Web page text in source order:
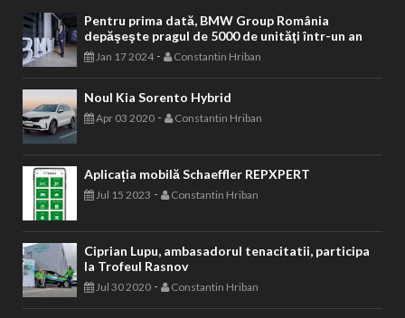
Pentru prima dată, BMW Group România
depăşeşte pragul de 5000 de unităţi într-un an
Jan 17 2024- Constantin Hriban
Noul Kia Sorento Hybrid
Apr 03 2020 - Constantin Hriban
Aplicația mobilă Schaeffler REPXPERT
Jul 15 2023 - Constantin Hriban
Ciprian Lupu, ambasadorul tenacitatii, participa
la Trofeul Rasnov
Jul 30 2020 - Constantin Hriban